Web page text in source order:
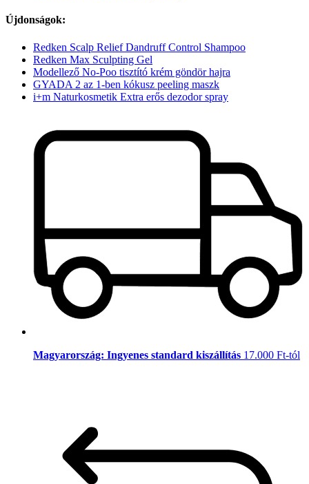
Újdonságok:
Redken Scalp Relief Dandruff Control Shampoo
Redken Max Sculpting Gel
Modellező No-Poo tisztító krém göndör hajra
GYADA 2 az 1-ben kókusz peeling maszk
i+m Naturkosmetik Extra erős dezodor spray
Magyarország: Ingyenes standard kiszállítás 17.000 Ft-tól